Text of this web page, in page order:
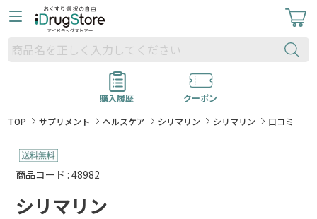
購入履歴
クーポン
TOP
サプリメント ヘルスケア シリマリン シリマリン 口コミ
商品コード : 48982
シリマリン